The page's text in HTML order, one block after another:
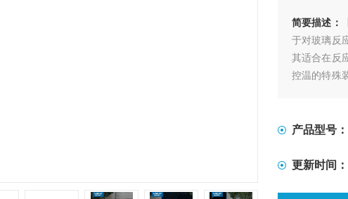
简要描述：
于对玻璃反
其适合在反
控温的特殊
产品型号：
更新时间：